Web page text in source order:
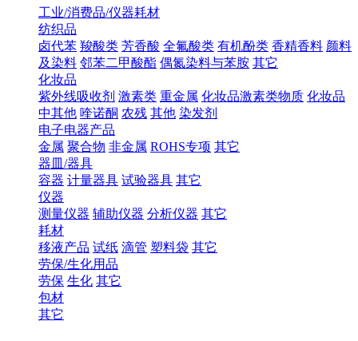
工业/消费品/仪器耗材
纺织品
卤代苯 羧酸类 芳香酸 全氟酸类 有机酚类 香精香料 颜料
及染料 邻苯二甲酸酯 偶氮染料与苯胺 其它
化妆品
紫外线吸收剂 激素类 重金属 化妆品激素类物质 化妆品
中其他 喹诺酮 农残 其他 染发剂
电子电器产品
金属 聚合物 非金属 ROHS专项 其它
器皿/器具
容器 计量器具 试验器具 其它
仪器
测量仪器 辅助仪器 分析仪器 其它
耗材
移液产品 试纸 滴管 塑料袋 其它
劳保/生化用品
劳保 生化 其它
包材
其它